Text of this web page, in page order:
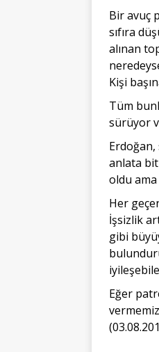
Bir avuç
sıfıra
alınan
Kişi
Tüm
sürüyor
Erdoğan,
anlata
oldu
Her
İşsizlik
gibi
Eğer